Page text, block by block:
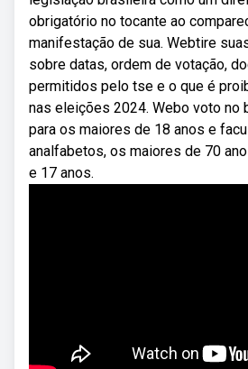
obrigatório no tocante ao
manifestação de sua. Webtire
sobre datas, ordem de votação,
permitidos pelo tse e o que é
nas eleições 2024. Webo voto no
para os maiores de 18 anos e
analfabetos, os maiores de 70
e 17 anos.